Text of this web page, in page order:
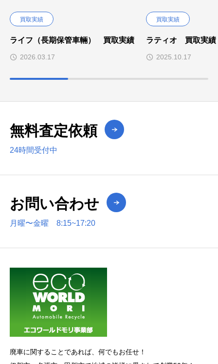
買取実績
ライフ（長期保管車輛） 買取実績
2026.03.17
買取実績
ラティオ 買取実績
2025.10.17
無料査定依頼
24時間受付中
お問い合わせ
月曜〜金曜 8:15~17:20
廃車に関することであれば、何でもお任せ！